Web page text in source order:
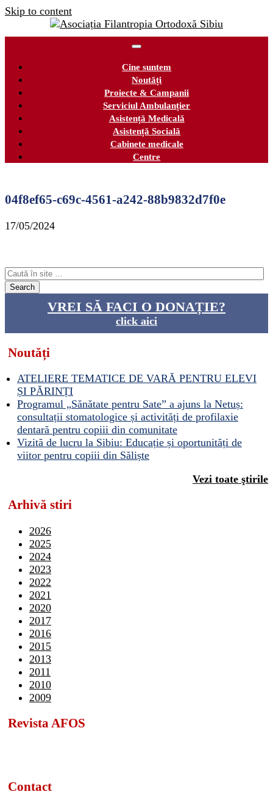
Skip to content
Cine suntem
Noutăți
Proiecte & Campanii
Serviciul Ambulanțier
Asistență Medicală
Asistență Socială
Cabinete medicale
Centre
04f8ef65-c69c-4561-a242-88b9832d7f0e
17/05/2024
VREI SĂ FACI O DONAȚIE?
click aici
Noutăți
ATELIERE TEMATICE DE VARĂ PENTRU ELEVI
ȘI PĂRINȚI
Programul „Sănătate pentru Sate” a ajuns la Netuș:
consultații stomatologice și activități de profilaxie
dentară pentru copiii din comunitate
Vizită de lucru la Sibiu: Educație și oportunități de
viitor pentru copiii din Săliște
Vezi toate ştirile
Arhivă stiri
2026
2025
2024
2023
2022
2021
2020
2017
2016
2015
2013
2011
2010
2009
Revista AFOS
Contact